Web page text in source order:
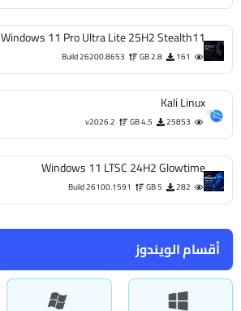
أقسام الويندوز
Windows 11 Pro Ultra Lite 25H2 Stealth11
161
2.8 GB
Build 26200.8653
Kali Linux
25853
4.5 GB
v2026.2
Windows 11 LTSC 24H2 Glowtime
282
5 GB
Build 26100.1591